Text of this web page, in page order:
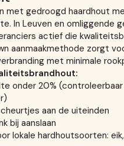
met gedroogd haardhout
In Leuven en omliggende
actief die
aanmaakmethode zorgt
met minimale
onder 20%
aan de uiteinden
bij aanslaan
lokale hardhoutsoorten: